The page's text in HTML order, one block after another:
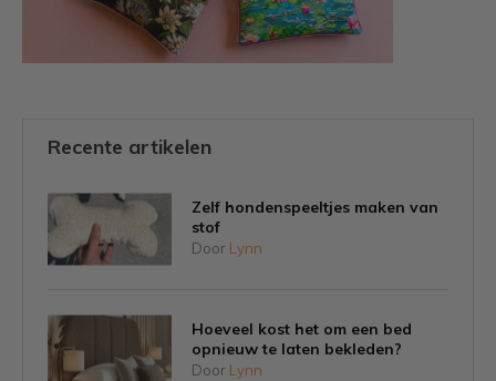
Recente artikelen
Zelf hondenspeeltjes maken van
stof
Door Lynn
Hoeveel kost het om een bed
opnieuw te laten bekleden?
Door Lynn